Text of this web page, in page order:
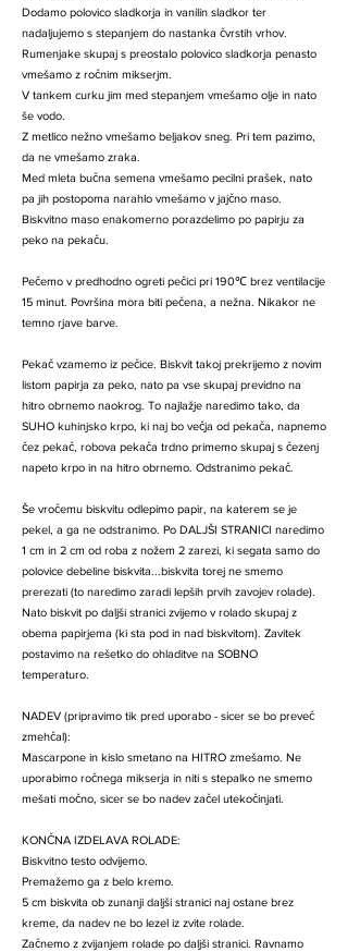
Dodamo polovico sladkorja in vanilin sladkor ter
nadaljujemo s stepanjem do nastanka čvrstih vrhov.
Rumenjake skupaj s preostalo polovico sladkorja penasto
vmešamo z ročnim mikserjm.
V tankem curku jim med stepanjem vmešamo olje in nato
še vodo.
Z metlico nežno vmešamo beljakov sneg. Pri tem pazimo,
da ne vmešamo zraka.
Med mleta bučna semena vmešamo pecilni prašek, nato
pa jih postopoma narahlo vmešamo v jajčno maso.
Biskvitno maso enakomerno porazdelimo po papirju za
peko na pekaču.
Pečemo v predhodno ogreti pečici pri 190℃ brez ventilacije
15 minut. Površina mora biti pečena, a nežna. Nikakor ne
temno rjave barve.
Pekač vzamemo iz pečice. Biskvit takoj prekrijemo z novim
listom papirja za peko, nato pa vse skupaj previdno na
hitro obrnemo naokrog. To najlažje naredimo tako, da
SUHO kuhinjsko krpo, ki naj bo večja od pekača, napnemo
čez pekač, robova pekača trdno primemo skupaj s čezenj
napeto krpo in na hitro obrnemo. Odstranimo pekač.
Še vročemu biskvitu odlepimo papir, na katerem se je
pekel, a ga ne odstranimo. Po DALJŠI STRANICI naredimo
1 cm in 2 cm od roba z nožem 2 zarezi, ki segata samo do
polovice debeline biskvita...biskvita torej ne smemo
prerezati (to naredimo zaradi lepših prvih zavojev rolade).
Nato biskvit po daljši stranici zvijemo v rolado skupaj z
obema papirjema (ki sta pod in nad biskvitom). Zavitek
postavimo na rešetko do ohladitve na SOBNO
temperaturo.
NADEV (pripravimo tik pred uporabo - sicer se bo preveč
zmehčal):
Mascarpone in kislo smetano na HITRO zmešamo. Ne
uporabimo ročnega mikserja in niti s stepalko ne smemo
mešati močno, sicer se bo nadev začel utekočinjati.
KONČNA IZDELAVA ROLADE:
Biskvitno testo odvijemo.
Premažemo ga z belo kremo.
5 cm biskvita ob zunanji daljši stranici naj ostane brez
kreme, da nadev ne bo lezel iz zvite rolade.
Začnemo z zvijanjem rolade po daljši stranici. Ravnamo